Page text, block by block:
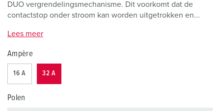
DUO vergrendelingsmechanisme. Dit voorkomt dat de
contactstop onder stroom kan worden uitgetrokken en...
Lees meer
Ampère
16 A 32 A
Polen